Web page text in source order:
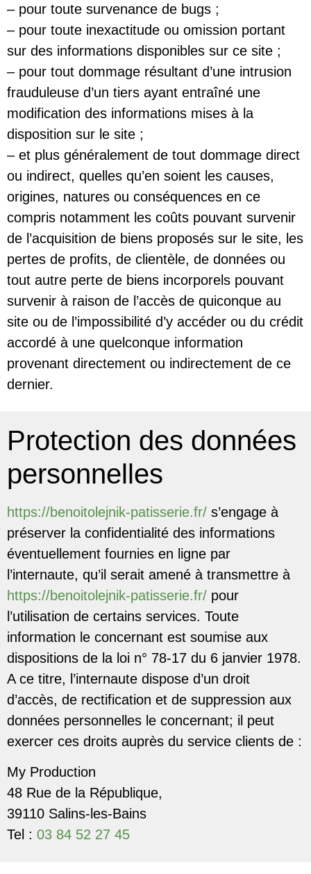
– pour toute survenance de bugs ;
– pour toute inexactitude ou omission portant
sur des informations disponibles sur ce site ;
– pour tout dommage résultant d’une intrusion
frauduleuse d’un tiers ayant entraîné une
modification des informations mises à la
disposition sur le site ;
– et plus généralement de tout dommage direct
ou indirect, quelles qu’en soient les causes,
origines, natures ou conséquences en ce
compris notamment les coûts pouvant survenir
de l’acquisition de biens proposés sur le site, les
pertes de profits, de clientèle, de données ou
tout autre perte de biens incorporels pouvant
survenir à raison de l’accès de quiconque au
site ou de l’impossibilité d’y accéder ou du crédit
accordé à une quelconque information
provenant directement ou indirectement de ce
dernier.
Protection des données
personnelles
https://benoitolejnik-patisserie.fr/ s’engage à
préserver la confidentialité des informations
éventuellement fournies en ligne par
l’internaute, qu’il serait amené à transmettre à
https://benoitolejnik-patisserie.fr/ pour
l’utilisation de certains services. Toute
information le concernant est soumise aux
dispositions de la loi n° 78-17 du 6 janvier 1978.
A ce titre, l’internaute dispose d’un droit
d’accès, de rectification et de suppression aux
données personnelles le concernant; il peut
exercer ces droits auprès du service clients de :
My Production
48 Rue de la République,
39110 Salins-les-Bains
Tel : 03 84 52 27 45